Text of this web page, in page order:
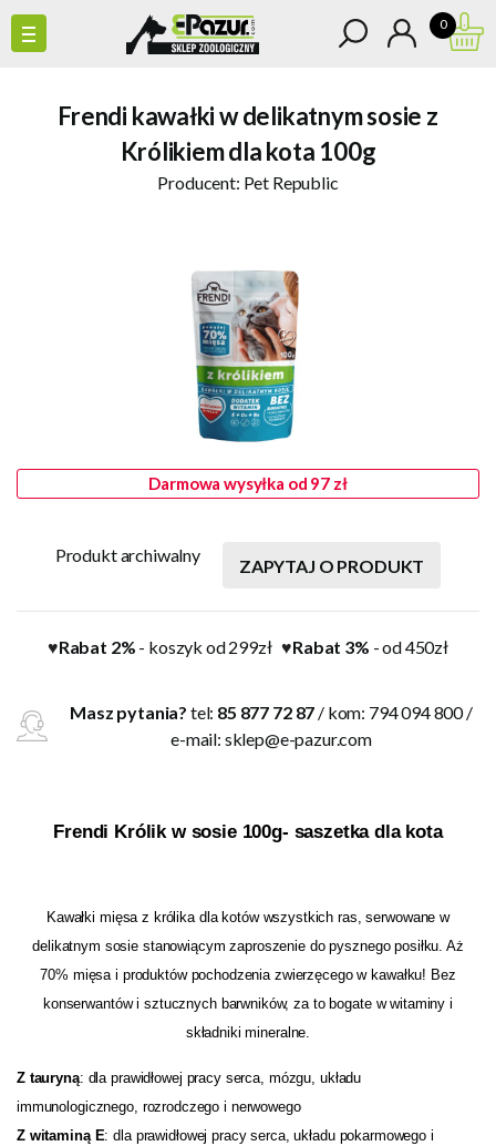
0
Frendi kawałki w delikatnym sosie z
Królikiem dla kota 100g
Producent: Pet Republic
Darmowa wysyłka od 97 zł
Produkt archiwalny
ZAPYTAJ O PRODUKT
♥Rabat 2% - koszyk od 299zł♥Rabat 3% - od 450zł
Masz pytania? tel: 85 877 72 87 / kom: 794 094 800 /
e-mail: sklep@e-pazur.com
Frendi Królik w sosie 100g- saszetka dla kota
Kawałki mięsa z królika dla kotów wszystkich ras, serwowane w
delikatnym sosie stanowiącym zaproszenie do pysznego posiłku. Aż
70% mięsa i produktów pochodzenia zwierzęcego w kawałku! Bez
konserwantów i sztucznych barwników, za to bogate w witaminy i
składniki mineralne.
Z tauryną: dla prawidłowej pracy serca, mózgu, układu
immunologicznego, rozrodczego i nerwowego
Z witaminą E: dla prawidłowej pracy serca, układu pokarmowego i